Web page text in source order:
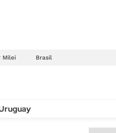
Milei Brasil